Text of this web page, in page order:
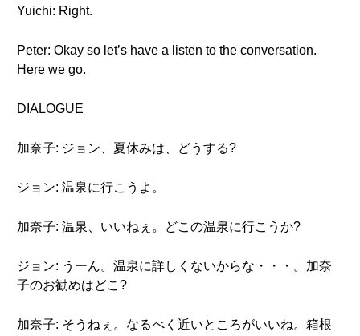
Yuichi: Right.
Peter: Okay so let’s have a listen to the conversation.
Here we go.
DIALOGUE
加奈子: ジョン、夏休みは、どうする?
ジョン: 温泉に行こうよ。
加奈子: 温泉、いいねぇ。どこの温泉に行こうか?
ジョン: うーん。温泉に詳しくないからな・・・。加奈
子のお勧めはどこ?
加奈子: そうねぇ。なるべく近いところがいいね。箱根